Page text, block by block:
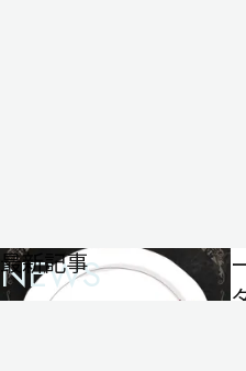
NEWS
最新記事